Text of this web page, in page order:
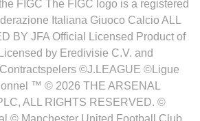
FIGC The FIGC logo is a registered
Italiana Giuoco Calcio ALL
BY JFA Official Licensed Product of
by Eredivisie C.V. and
©J.LEAGUE ©Ligue
™ © 2026 THE ARSENAL
ALL RIGHTS RESERVED. ©